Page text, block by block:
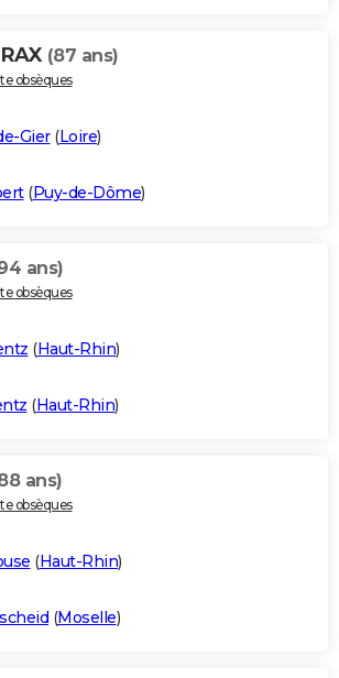
(87 ans)
obsèques
Gier(Loire)
(Puy-de-Dôme)
ans)
obsèques
(Haut-Rhin)
(Haut-Rhin)
ans)
obsèques
(Haut-Rhin)
(Moselle)